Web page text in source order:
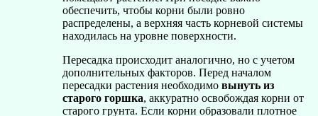
обеспечить, чтобы корни были ровно
распределены, а верхняя часть корневой системы
находилась на уровне поверхности.
Пересадка происходит аналогично, но с учетом
дополнительных факторов. Перед началом
пересадки растения необходимо вынуть из
старого горшка, аккуратно освобождая корни от
старого грунта. Если корни образовали плотное